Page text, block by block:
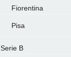
Fiorentina
Pisa
Serie B